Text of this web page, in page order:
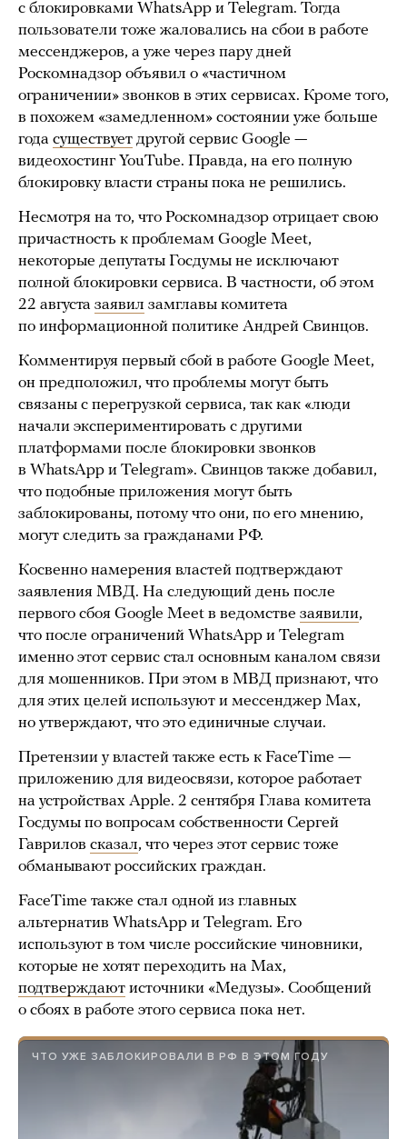
с блокировками WhatsApp и Telegram. Тогда
пользователи тоже жаловались на сбои в работе
мессенджеров, а уже через пару дней
Роскомнадзор объявил о «частичном
ограничении» звонков в этих сервисах. Кроме того,
в похожем «замедленном» состоянии уже больше
года существует другой сервис Google —
видеохостинг YouTube. Правда, на его полную
блокировку власти страны пока не решились.
Несмотря на то, что Роскомнадзор отрицает свою
причастность к проблемам Google Meet,
некоторые депутаты Госдумы не исключают
полной блокировки сервиса. В частности, об этом
22 августа заявил замглавы комитета
по информационной политике Андрей Свинцов.
Комментируя первый сбой в работе Google Meet,
он предположил, что проблемы могут быть
связаны с перегрузкой сервиса, так как «люди
начали экспериментировать с другими
платформами после блокировки звонков
в WhatsApp и Telegram». Свинцов также добавил,
что подобные приложения могут быть
заблокированы, потому что они, по его мнению,
могут следить за гражданами РФ.
Косвенно намерения властей подтверждают
заявления МВД. На следующий день после
первого сбоя Google Meet в ведомстве заявили,
что после ограничений WhatsApp и Telegram
именно этот сервис стал основным каналом связи
для мошенников. При этом в МВД признают, что
для этих целей используют и мессенджер Max,
но утверждают, что это единичные случаи.
Претензии у властей также есть к FaceTime —
приложению для видеосвязи, которое работает
на устройствах Apple. 2 сентября Глава комитета
Госдумы по вопросам собственности Сергей
Гаврилов сказал, что через этот сервис тоже
обманывают российских граждан.
FaceTime также стал одной из главных
альтернатив WhatsApp и Telegram. Его
используют в том числе российские чиновники,
которые не хотят переходить на Max,
подтверждают источники «Медузы». Сообщений
о сбоях в работе этого сервиса пока нет.
ЧТО УЖЕ ЗАБЛОКИРОВАЛИ В РФ В ЭТОМ ГОДУ